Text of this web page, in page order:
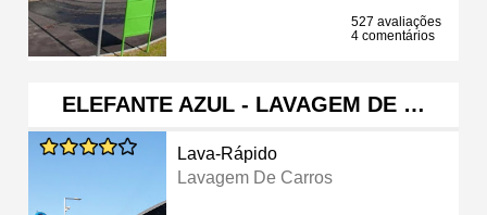
527 avaliações
4 comentários
ELEFANTE AZUL - LAVAGEM DE …
Lava-Rápido
Lavagem De Carros